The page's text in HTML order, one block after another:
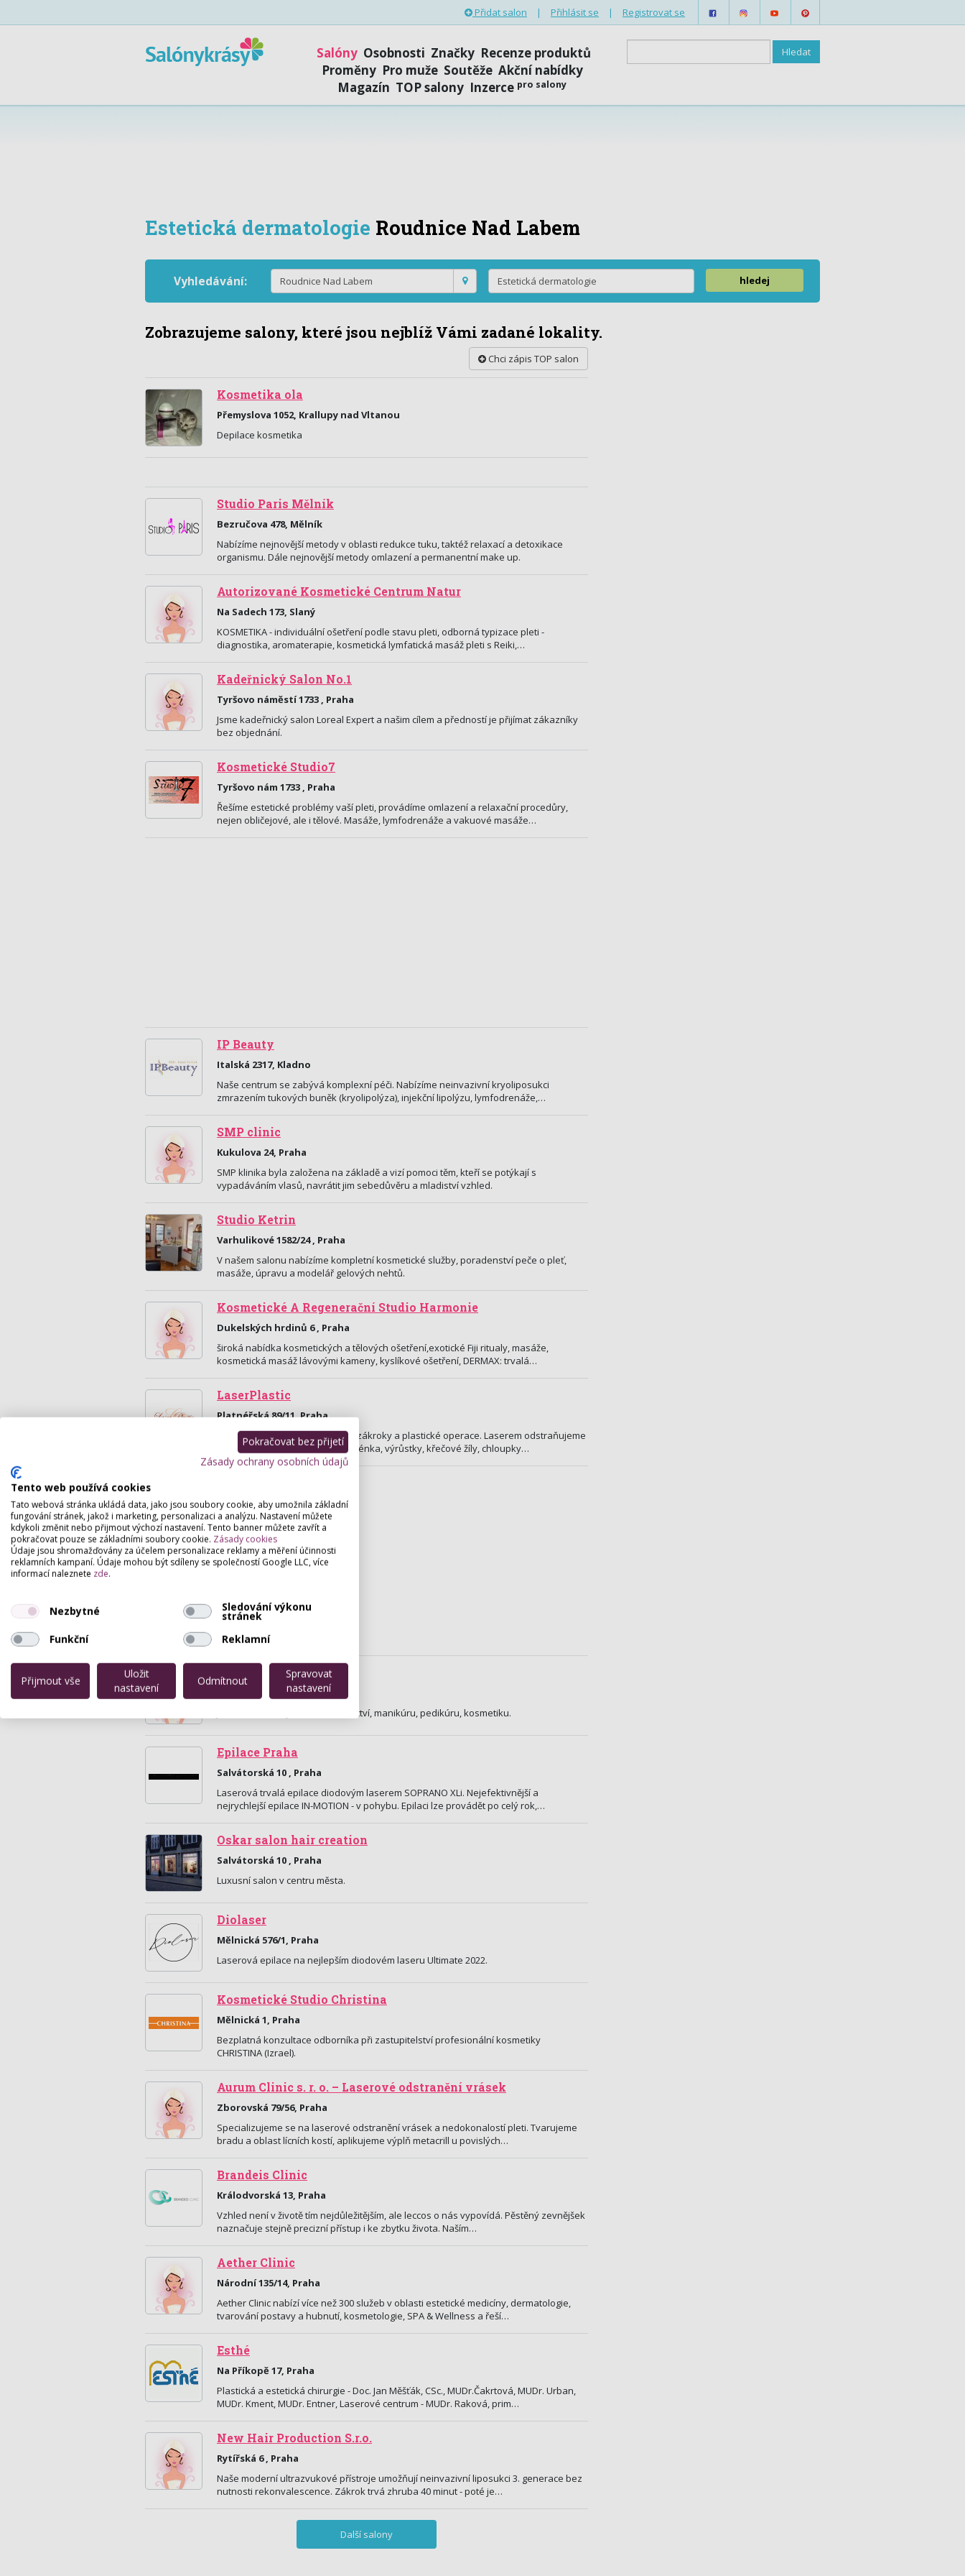
Přidat salon | Přihlásit se | Registrovat se
Salóny Osobnosti Značky Recenze produktů
Proměny Pro muže Soutěže Akční nabídky
Magazín TOP salony Inzerce pro salony
Estetická dermatologie Roudnice Nad Labem
Vyhledávání: hledej
Zobrazujeme salony, které jsou nejblíž Vámi zadané lokality.
Chci zápis TOP salon
Kosmetika ola
Přemyslova 1052, Krallupy nad Vltanou
Depilace kosmetika
Studio Paris Mělník
Bezručova 478, Mělník
Nabízíme nejnovější metody v oblasti redukce tuku, taktéž relaxací a detoxikace
organismu. Dále nejnovější metody omlazení a permanentní make up.
Autorizované Kosmetické Centrum Natur
Na Sadech 173, Slaný
KOSMETIKA - individuální ošetření podle stavu pleti, odborná typizace pleti -
diagnostika, aromaterapie, kosmetická lymfatická masáž pleti s Reiki,…
Kadeřnický Salon No.1
Tyršovo náměstí 1733 , Praha
Jsme kadeřnický salon Loreal Expert a našim cílem a předností je přijímat zákazníky
bez objednání.
Kosmetické Studio7
Tyršovo nám 1733 , Praha
Řešíme estetické problémy vaší pleti, provádíme omlazení a relaxační procedůry,
nejen obličejové, ale i tělové. Masáže, lymfodrenáže a vakuové masáže…
IP Beauty
Italská 2317, Kladno
Naše centrum se zabývá komplexní péči. Nabízíme neinvazivní kryoliposukci
zmrazením tukových buněk (kryolipolýza), injekční lipolýzu, lymfodrenáže,…
SMP clinic
Kukulova 24, Praha
SMP klinika byla založena na základě a vizí pomoci těm, kteří se potýkají s
vypadáváním vlasů, navrátit jim sebedůvěru a mladiství vzhled.
Studio Ketrin
Varhulikové 1582/24 , Praha
V našem salonu nabízíme kompletní kosmetické služby, poradenství peče o pleť,
masáže, úpravu a modelář gelových nehtů.
Kosmetické A Regenerační Studio Harmonie
Dukelských hrdinů 6 , Praha
široká nabídka kosmetických a tělových ošetření,exotické Fiji ritualy, masáže,
kosmetická masáž lávovými kameny, kyslíkové ošetření, DERMAX: trvalá…
LaserPlastic
Platnéřská 89/11, Praha
Provádíme laserové a estetické zákroky a plastické operace. Laserem odstraňujeme
vrásky, pigment, mateřská znaménka, výrůstky, křečové žíly, chloupky…
The Beauty Lounge
Anenská 188/3, Praha 1
Jsme salón, který nabízí kadeřnictví, manikúru, pedikúru, kosmetiku.
Epilace Praha
Salvátorská 10 , Praha
Laserová trvalá epilace diodovým laserem SOPRANO XLi. Nejefektivnější a
nejrychlejší epilace IN-MOTION - v pohybu. Epilaci lze provádět po celý rok,…
Oskar salon hair creation
Salvátorská 10 , Praha
Luxusní salon v centru města.
Diolaser
Mělnická 576/1, Praha
Laserová epilace na nejlepším diodovém laseru Ultimate 2022.
Kosmetické Studio Christina
Mělnická 1, Praha
Bezplatná konzultace odborníka při zastupitelství profesionální kosmetiky
CHRISTINA (Izrael).
Aurum Clinic s. r. o. – Laserové odstranění vrásek
Zborovská 79/56, Praha
Specializujeme se na laserové odstranění vrásek a nedokonalostí pleti. Tvarujeme
bradu a oblast lícních kostí, aplikujeme výplň metacrill u povislých…
Brandeis Clinic
Králodvorská 13, Praha
Vzhled není v životě tím nejdůležitějším, ale leccos o nás vypovídá. Pěstěný zevnějšek
naznačuje stejně precizní přístup i ke zbytku života. Naším…
Aether Clinic
Národní 135/14, Praha
Aether Clinic nabízí více než 300 služeb v oblasti estetické medicíny, dermatologie,
tvarování postavy a hubnutí, kosmetologie, SPA & Wellness a řeší…
Esthé
Na Příkopě 17, Praha
Plastická a estetická chirurgie - Doc. Jan Měšťák, CSc., MUDr.Čakrtová, MUDr. Urban,
MUDr. Kment, MUDr. Entner, Laserové centrum - MUDr. Raková, prim…
New Hair Production S.r.o.
Rytířská 6 , Praha
Naše moderní ultrazvukové přístroje umožňují neinvazivní liposukci 3. generace bez
nutnosti rekonvalescence. Zákrok trvá zhruba 40 minut - poté je…
Další salony
Pokračovat bez přijetí
Zásady ochrany osobních údajů
Tento web používá cookies
Tato webová stránka ukládá data, jako jsou soubory cookie, aby umožnila základní
fungování stránek, jakož i marketing, personalizaci a analýzu. Nastavení můžete
kdykoli změnit nebo přijmout výchozí nastavení. Tento banner můžete zavřít a
pokračovat pouze se základními soubory cookie. Zásady cookies
Údaje jsou shromažďovány za účelem personalizace reklamy a měření účinnosti
reklamních kampaní. Údaje mohou být sdíleny se společností Google LLC, více
informací naleznete zde.
Nezbytné Sledování výkonu
stránek
Funkční
Reklamní
Přijmout vše
Uložit
nastavení
Odmítnout
Spravovat
nastavení